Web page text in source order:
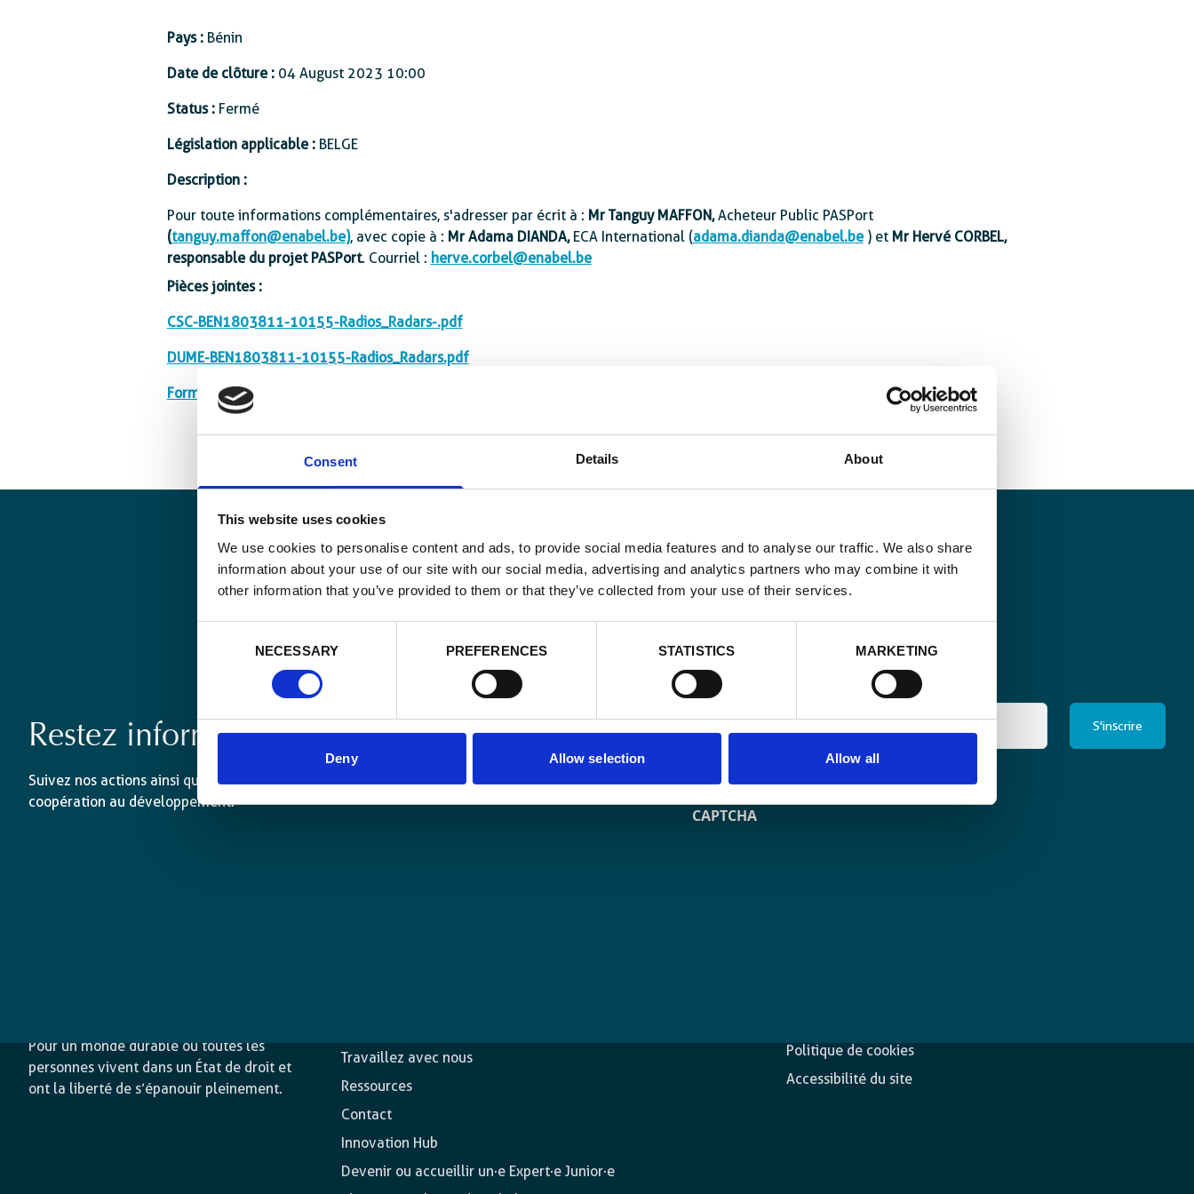
Consent Details About
This website uses cookies
We use cookies to personalise content and ads, to provide social media features and to analyse our traffic. We also share
information about your use of our site with our social media, advertising and analytics partners who may combine it with
other information that you’ve provided to them or that they’ve collected from your use of their services.
NECESSARY PREFERENCES STATISTICS MARKETING
Deny Allow selection Allow all
Pays : Bénin
Date de clôture : 04 August 2023 10:00
Status :Fermé
Législation applicable : BELGE
Description :
Pour toute informations complémentaires, s'adresser par écrit à : Mr Tanguy MAFFON,Acheteur Public PASPort
(tanguy.maffon@enabel.be), avec copie à : Mr Adama DIANDA, ECA International (adama.dianda@enabel.be) et Mr Hervé CORBEL,
responsable du projet PASPort. Courriel : herve.corbel@enabel.be
Pièces jointes :
CSC-BEN1803811-10155-Radios_Radars-.pdf
DUME-BEN1803811-10155-Radios_Radars.pdf
Formulaire-BEN1803811-10155-Radios_Radars.pdf
Restez informé·es
Suivez nos actions ainsi que les dernières tendances en matière de
coopération au développement.
*
Oui, je m'inscris à la newsletter
CAPTCHA
Pour un monde durable où toutes les
personnes vivent dans un État de droit et
ont la liberté de s’épanouir pleinement.
Travaillez avec nous
Ressources
Contact
Innovation Hub
Devenir ou accueillir un·e Expert·e Junior·e
Politique de cookies
Accessibilité du site